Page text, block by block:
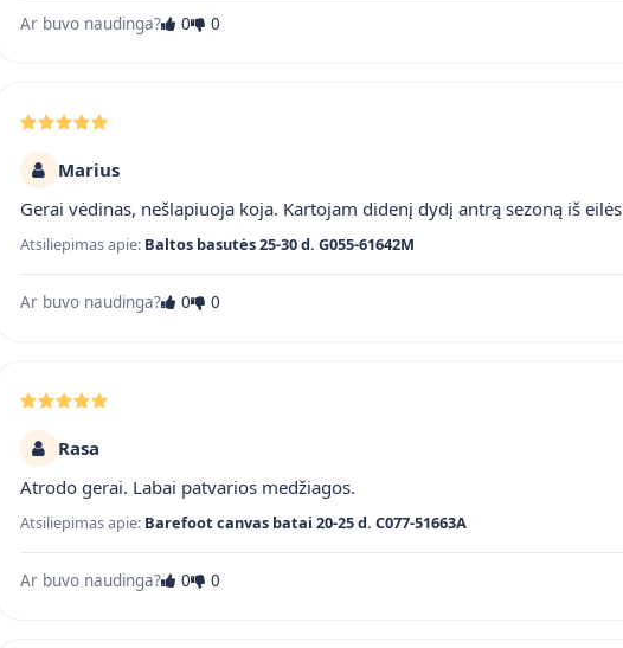
Ar buvo naudinga? 0 0
Marius
Gerai vėdinas, nešlapiuoja koja. Kartojam didenį dydį antrą sezoną iš eilės
Atsiliepimas apie: Baltos basutės 25-30 d. G055-61642M
Ar buvo naudinga? 0 0
Rasa
Atrodo gerai. Labai patvarios medžiagos.
Atsiliepimas apie: Barefoot canvas batai 20-25 d. C077-51663A
Ar buvo naudinga? 0 0